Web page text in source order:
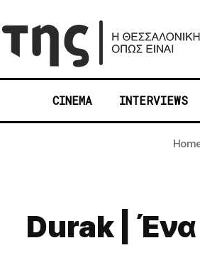
CINEMA INTERVIEWS
Durak | Ένα